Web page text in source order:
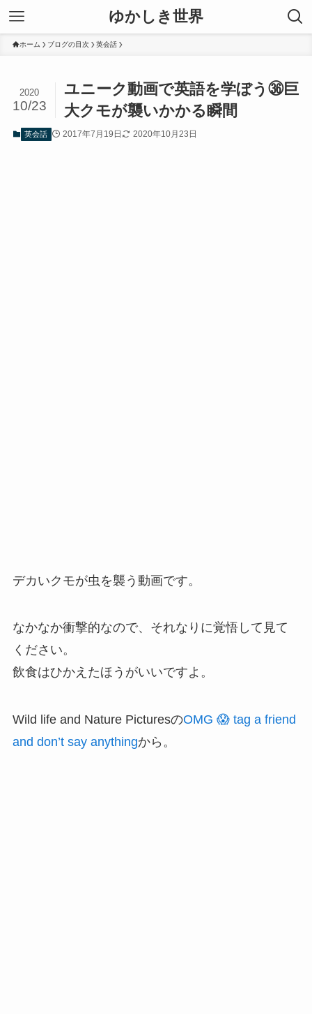
ゆかしき世界
ホーム ブログの目次 英会話
ユニーク動画で英語を学ぼう㊱巨
大クモが襲いかかる瞬間
2020
10/23
英会話 2017年7月19日 2020年10月23日
デカいクモが虫を襲う動画です。
なかなか衝撃的なので、それなりに覚悟して見て
ください。
飲食はひかえたほうがいいですよ。
Wild life and Nature PicturesのOMG 😱 tag a friend
and don’t say anythingから。